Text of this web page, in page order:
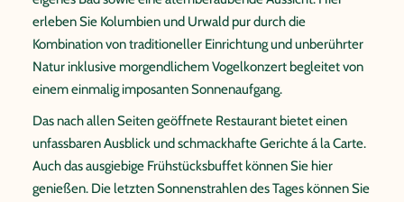
erleben Sie Kolumbien und Urwald pur durch die
Kombination von traditioneller Einrichtung und unberührter
Natur inklusive morgendlichem Vogelkonzert begleitet von
einem einmalig imposanten Sonnenaufgang.
Das nach allen Seiten geöffnete Restaurant bietet einen
unfassbaren Ausblick und schmackhafte Gerichte á la Carte.
Auch das ausgiebige Frühstücksbuffet können Sie hier
genießen. Die letzten Sonnenstrahlen des Tages können Sie